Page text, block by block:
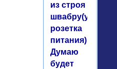
из строя
розетка
питания).
Думаю
будет